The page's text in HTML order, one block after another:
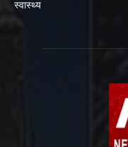
स्वास्थ्य